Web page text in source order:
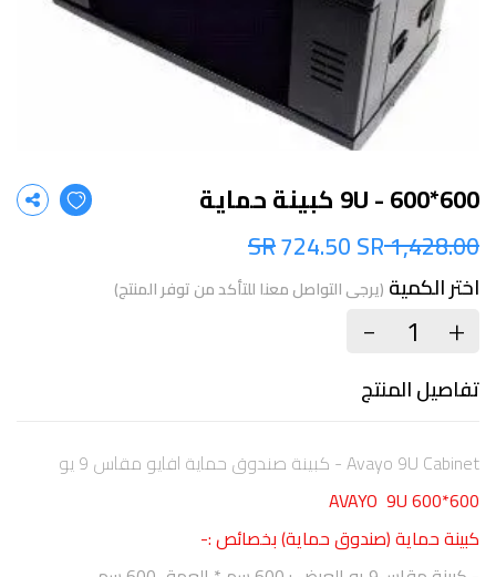
600*600 - 9U كبينة حماية
1,428.00 SR
724.50 SR
اختر الكمية (يرجى التواصل معنا للتأكد من توفر المنتج)
+
-
تفاصيل المنتج
Avayo 9U Cabinet - كبينة صندوق حماية افايو مقاس 9 يو
AVAYO 9U 600*600
كبينة حماية (صندوق حماية) بخصائص :-